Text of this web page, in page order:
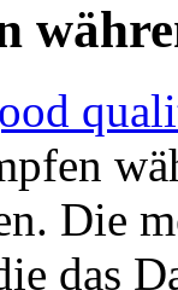
Die
das